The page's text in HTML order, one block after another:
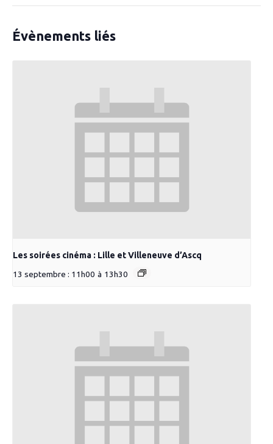
Évènements liés
Les soirées cinéma : Lille et Villeneuve d’Ascq
13 septembre : 11h00 à 13h30